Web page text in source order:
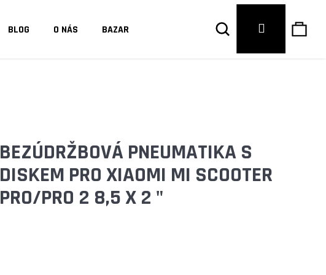
BLOG O NÁS BAZAR Hledat Přihlášení
BEZÚDRŽBOVÁ PNEUMATIKA S
DISKEM PRO XIAOMI MI SCOOTER
PRO/PRO 2 8,5 X 2 "